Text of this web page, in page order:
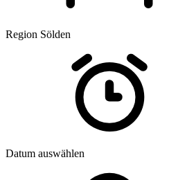
Region Sölden
Datum auswählen